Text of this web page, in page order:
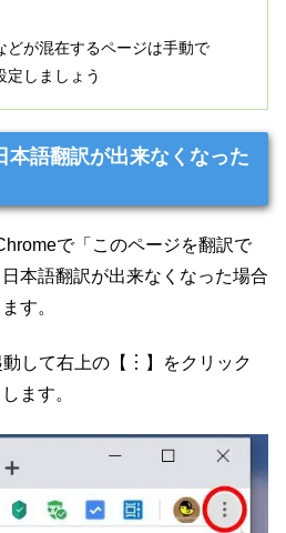
どが混在するページは手動で
定しましょう
語翻訳が出来なくなった
で「このページを翻訳で
本語翻訳が出来なくなった場合
す。
して右上の【︙】をクリック
ます。